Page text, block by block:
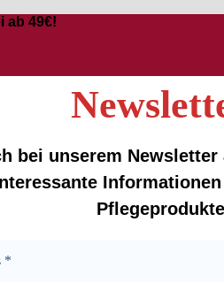
ab 49€!
bei unserem
Pflegeprodukte